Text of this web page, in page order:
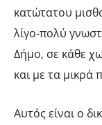
κατώτατου
λίγο-πολύ
Δήμο, σε κάθε
και με τα μικρά
Αυτός είναι ο